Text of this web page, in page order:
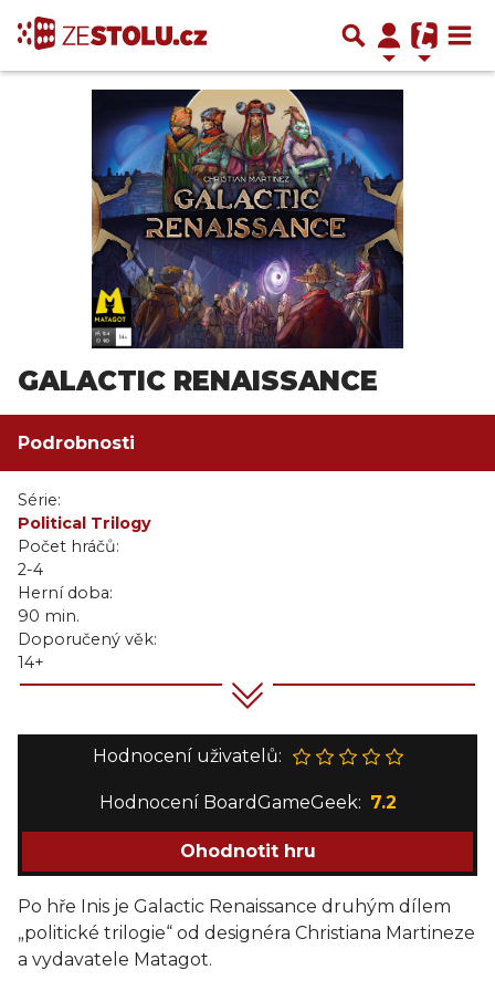
GALACTIC RENAISSANCE
Podrobnosti
Série:
Political Trilogy
Počet hráčů:
2-4
Herní doba:
90 min.
Doporučený věk:
14+
Hodnocení uživatelů:
Hodnocení BoardGameGeek: 7.2
Ohodnotit hru
Po hře Inis je Galactic Renaissance druhým dílem
„politické trilogie“ od designéra Christiana Martineze
a vydavatele Matagot.